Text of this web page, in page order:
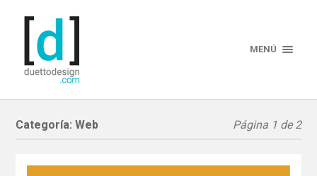
MENÚ
Categoría:Web Página 1 de 2